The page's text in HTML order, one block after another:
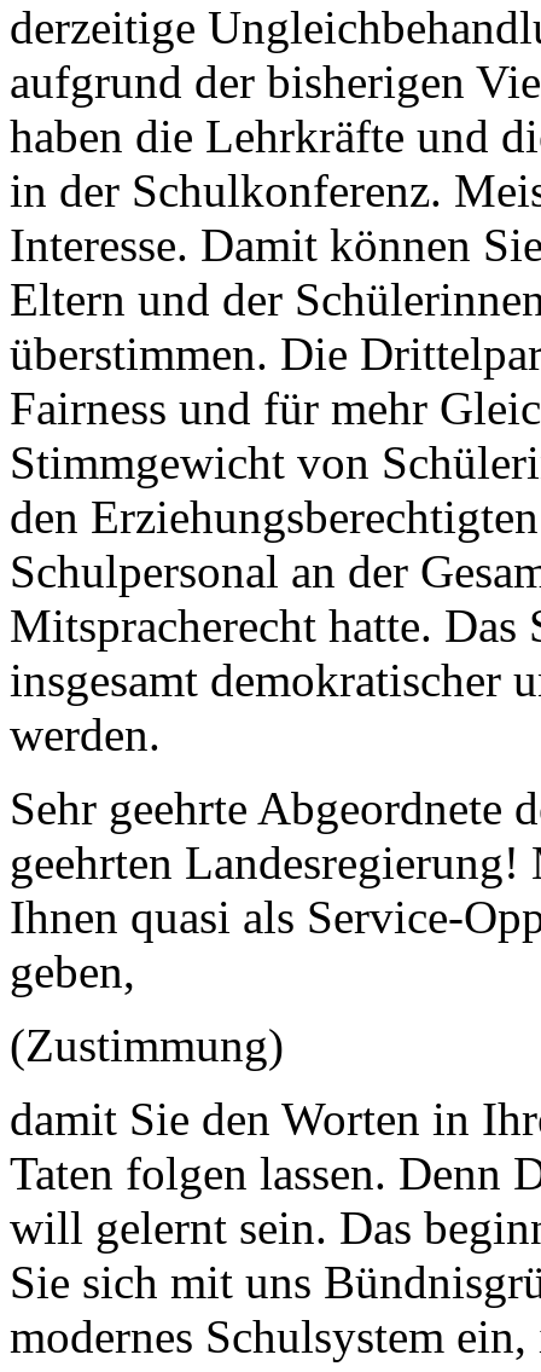
derzeitige
aufgrund der bisherigen
haben die Lehrkräfte und
in der Schulkonferenz.
Interesse. Damit können
Eltern und der
überstimmen. Die
Fairness und für mehr
Stimmgewicht von
den
Schulpersonal an der
Mitspracherecht hatte. Das
insgesamt demokratischer
werden.
Sehr geehrte Abgeordnete
geehrten
Ihnen quasi als Service-
geben,
(Zustimmung)
damit Sie den Worten in
Taten folgen lassen. Denn
will gelernt sein. Das
Sie sich mit uns
modernes Schulsystem